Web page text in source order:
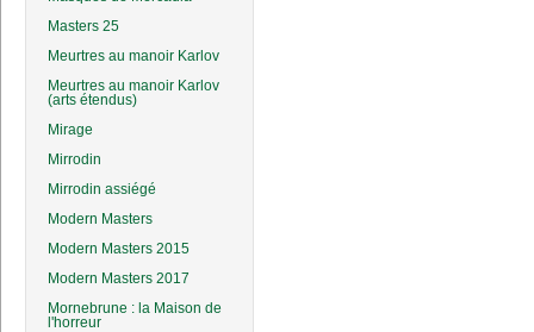
Masters 25
Meurtres au manoir Karlov
Meurtres au manoir Karlov
(arts étendus)
Mirage
Mirrodin
Mirrodin assiégé
Modern Masters
Modern Masters 2015
Modern Masters 2017
Mornebrune : la Maison de
l'horreur